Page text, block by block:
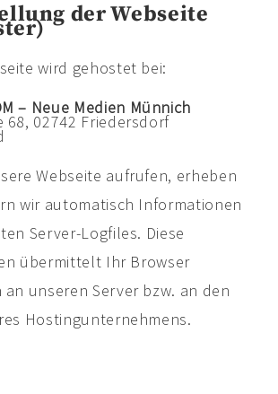
der Webseite
wird gehostet bei:
– Neue Medien Münnich
68, 02742 Friedersdorf
Webseite aufrufen, erheben
wir automatisch Informationen
Server-Logfiles. Diese
übermittelt Ihr Browser
unseren Server bzw. an den
Hostingunternehmens.